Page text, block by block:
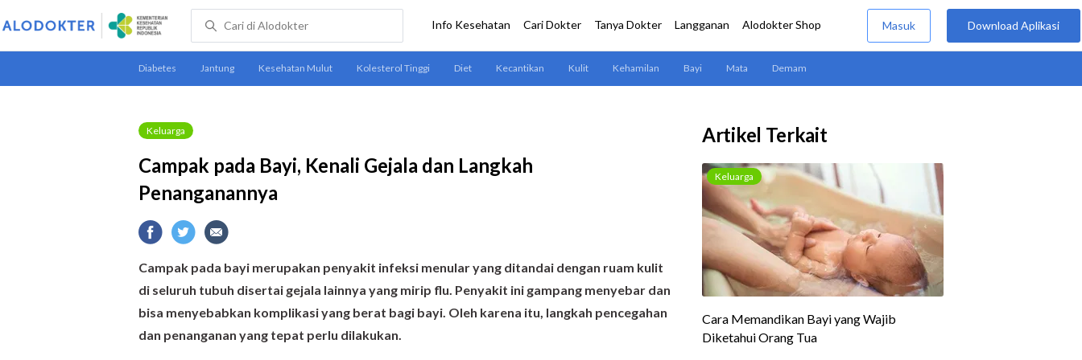
Keluarga
Campak pada Bayi, Kenali Gejala dan Langkah
Penanganannya
Campak pada bayi merupakan penyakit infeksi menular yang ditandai dengan ruam kulit
di seluruh tubuh disertai gejala lainnya yang mirip flu. Penyakit ini gampang menyebar dan
bisa menyebabkan komplikasi yang berat bagi bayi. Oleh karena itu, langkah pencegahan
dan penanganan yang tepat perlu dilakukan.
Artikel Terkait